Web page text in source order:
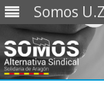
Somos